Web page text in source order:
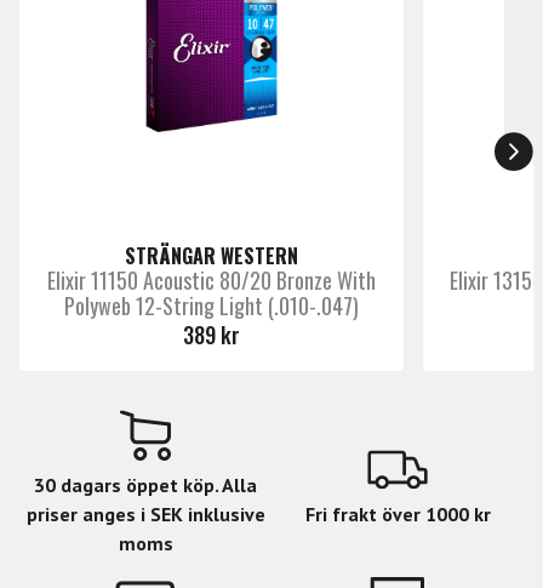
performance and recording
Anti-Rust Plated Plain Steel Strings resist
tone-deadening corrosion, ensuring a longer
life for entire set
With less hassle and expense of frequent
STRÄNGAR WESTERN
Elixir 11150 Acoustic 80/20 Bronze With
Polyweb 12-String Light (.010-.047)
389 kr
Elixir
30 dagars öppet köp. Alla
priser anges i SEK inklusive
moms
Fri frakt över 1000 kr